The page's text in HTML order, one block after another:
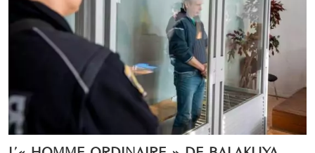
L’« HOMME ORDINAIRE » DE BALAKLIYA